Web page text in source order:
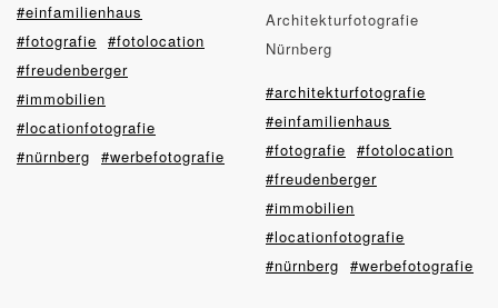
#einfamilienhaus
#fotografie #fotolocation
#freudenberger
#immobilien
#locationfotografie
#nürnberg #werbefotografie
Architekturfotografie
Nürnberg
#architekturfotografie
#einfamilienhaus
#fotografie #fotolocation
#freudenberger
#immobilien
#locationfotografie
#nürnberg #werbefotografie